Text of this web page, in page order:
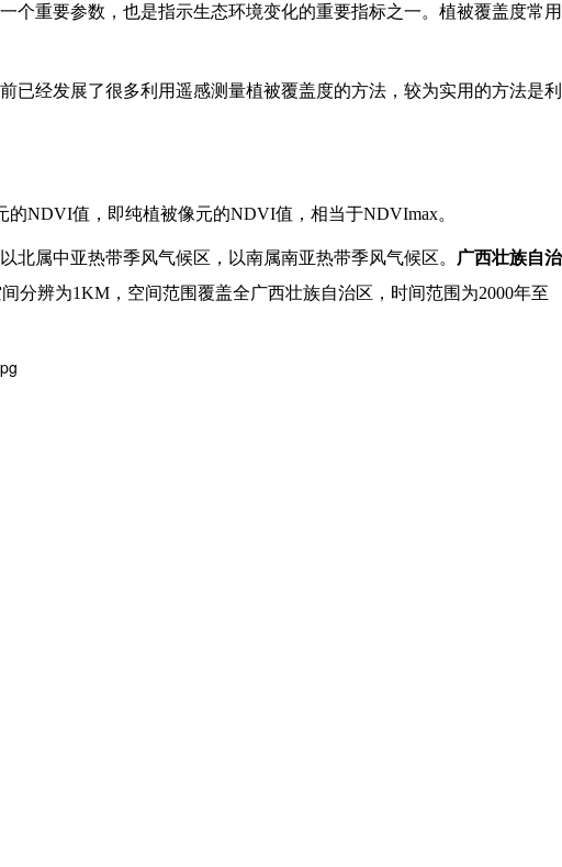
重要参数，也是指示生态环境变化的重要指标之一。植被覆盖度常用
经发展了很多利用遥感测量植被覆盖度的方法，较为实用的方法是利
NDVI值，即纯植被像元的NDVI值，相当于NDVImax。
属中亚热带季风气候区，以南属南亚热带季风气候区。
广西壮族自治
分辨为1KM，空间范围覆盖全广西壮族自治区，时间范围为2000年至